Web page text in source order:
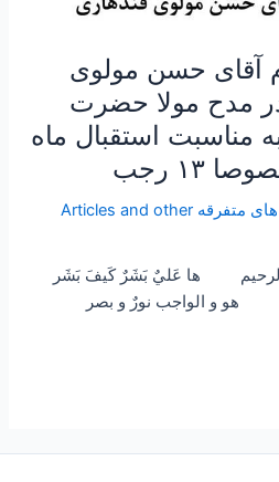
آقای حسن مولوی
مدح مولا حضرت
مناسبت استقبال ماه
۱۳ رجب
2-مقالات و طرح های متفرقه Articles and other
ها عَليٌ بَشَرٌ كَيفَ بَشَر
هو و الواجب نورٌ و بصر